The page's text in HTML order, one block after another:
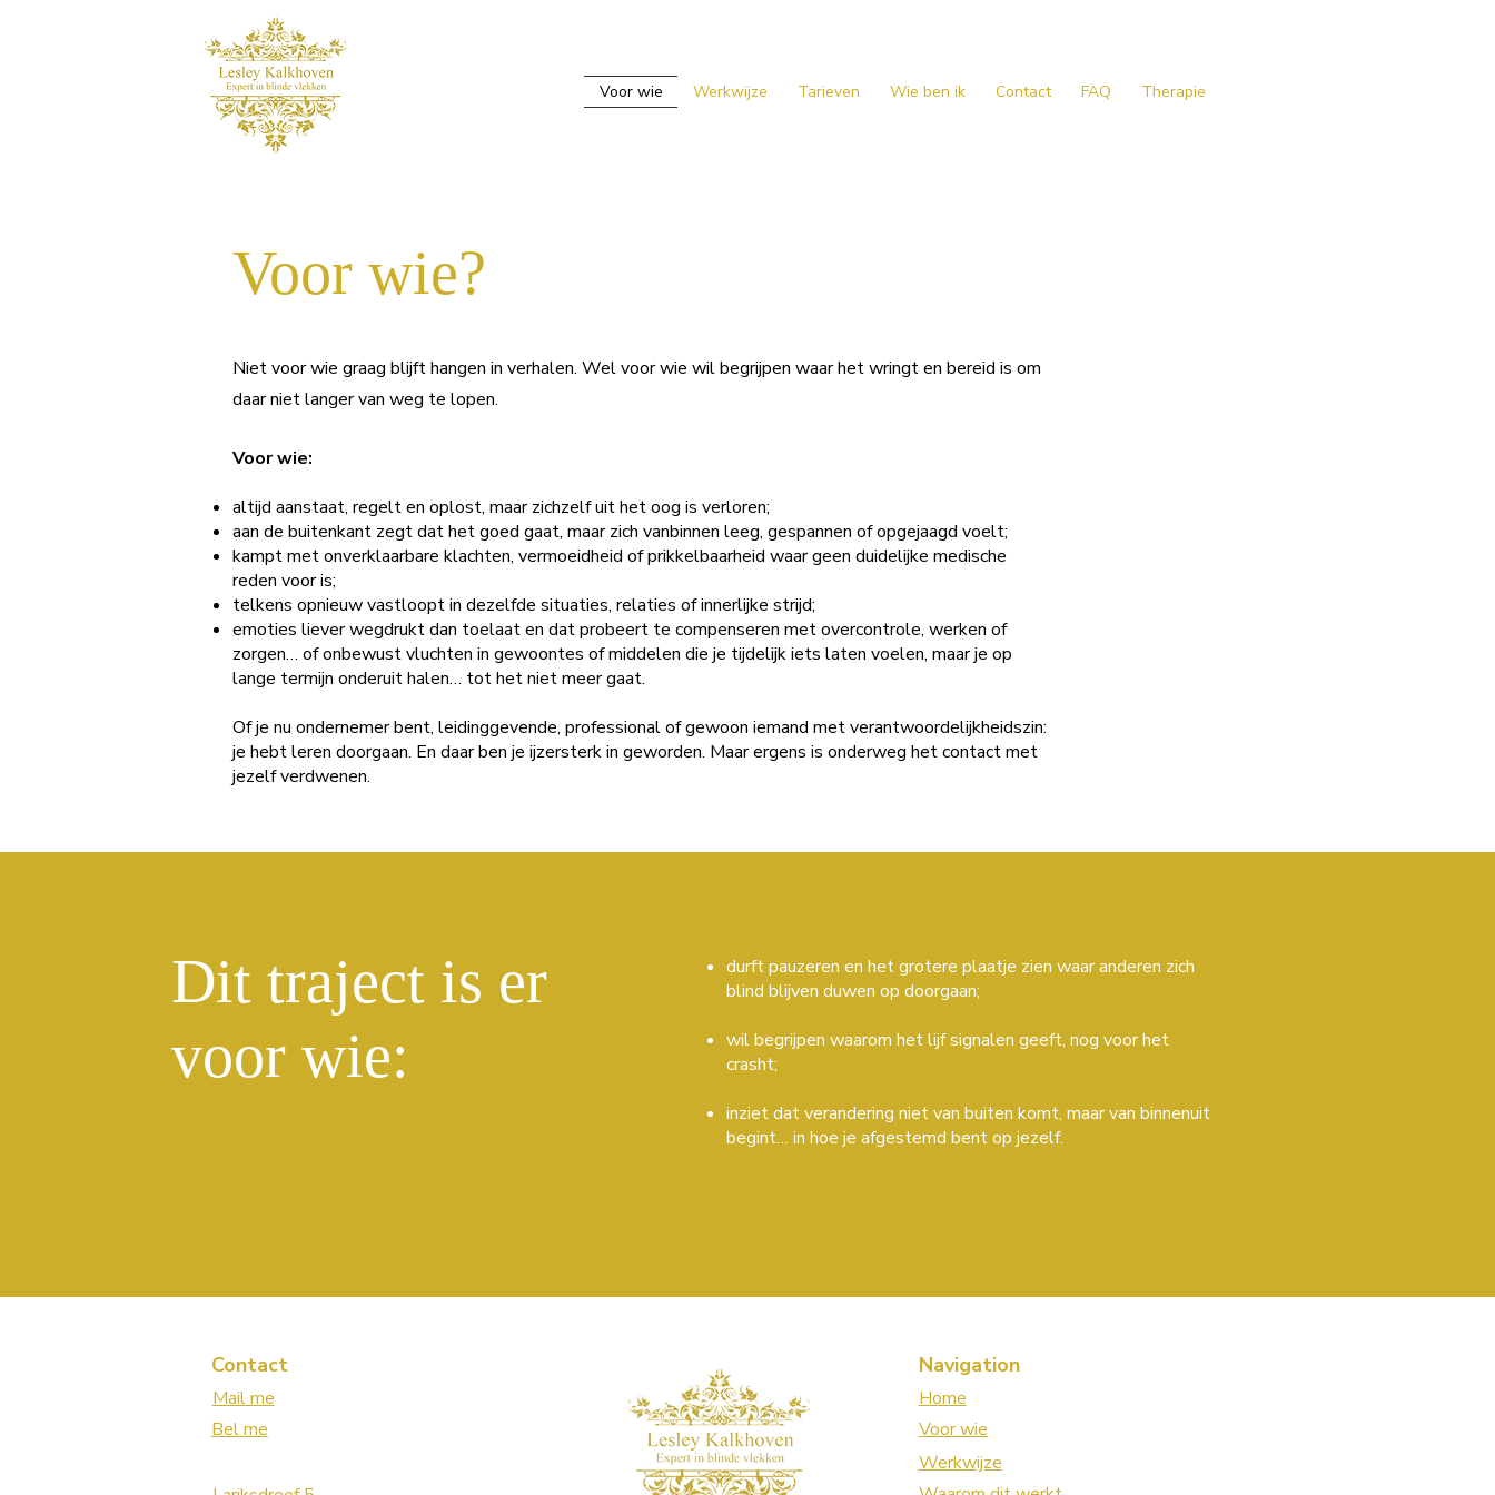
Voor wie Werkwijze Tarieven Wie ben ik Contact FAQ Therapie
Voor wie?
Niet voor wie graag blijft hangen in verhalen. Wel voor wie wil begrijpen waar het wringt en bereid is om
daar niet langer van weg te lopen.
Voor wie:
altijd aanstaat, regelt en oplost, maar zichzelf uit het oog is verloren;
aan de buitenkant zegt dat het goed gaat, maar zich vanbinnen leeg, gespannen of opgejaagd voelt;
kampt met onverklaarbare klachten, vermoeidheid of prikkelbaarheid waar geen duidelijke medische
reden voor is;
telkens opnieuw vastloopt in dezelfde situaties, relaties of innerlijke strijd;
emoties liever wegdrukt dan toelaat en dat probeert te compenseren met overcontrole, werken of
zorgen… of onbewust vluchten in gewoontes of middelen die je tijdelijk iets laten voelen, maar je op
lange termijn onderuit halen… tot het niet meer gaat.
Of je nu ondernemer bent, leidinggevende, professional of gewoon iemand met verantwoordelijkheidszin:
je hebt leren doorgaan. En daar ben je ijzersterk in geworden. Maar ergens is onderweg het contact met
jezelf verdwenen.
Dit traject is er
voor wie:
durft pauzeren en het grotere plaatje zien waar anderen zich
blind blijven duwen op doorgaan;
wil begrijpen waarom het lijf signalen geeft, nog voor het
crasht;
inziet dat verandering niet van buiten komt, maar van binnenuit
begint… in hoe je afgestemd bent op jezelf.
Contact
Mail me
Bel me
Navigation
Home
Voor wie
Werkwijze